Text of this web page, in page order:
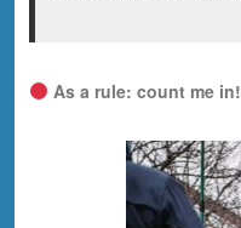
As a rule: count me in!